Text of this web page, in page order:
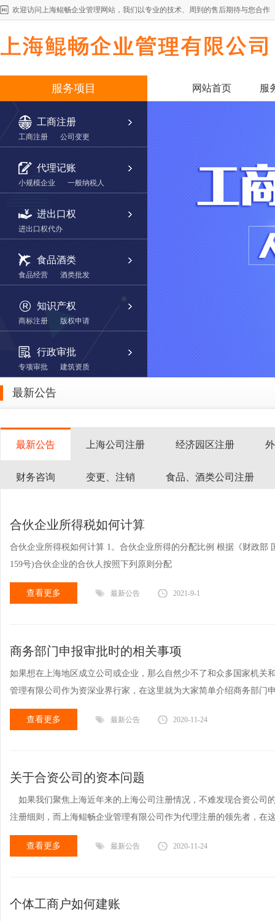
欢迎访问上海鲲畅企业管理网站，我们以专业的技术、周到的售后期待与您合作
服务项目 网站首页 服
工商注册
工商注册 公司变更
代理记账
小规模企业 一般纳税人
进出口权
进出口权代办
食品酒类
食品经营 酒类批发
知识产权
商标注册 版权申请
行政审批
专项审批 建筑资质
最新公告
最新公告 上海公司注册 经济园区注册
财务咨询 变更、注销 食品、酒类公司注册
合伙企业所得税如何计算
合伙企业所得税如何计算 1。合伙企业所得的分配比例 根据《财政
159号)合伙企业的合伙人按照下列原则分配
查看更多 最新公告 2021-9-1
商务部门申报审批时的相关事项
如果想在上海地区成立公司或企业，那么自然少不了和众多国家机
管理有限公司作为资深业界行家，在这里就为大家简单介绍商务部门
查看更多 最新公告 2020-11-24
关于合资公司的资本问题
如果我们聚焦上海近年来的上海公司注册情况，不难发现合资公司
注册细则，而上海鲲畅企业管理有限公司作为代理注册的领先者，在
查看更多 最新公告 2020-11-24
个体工商户如何建账